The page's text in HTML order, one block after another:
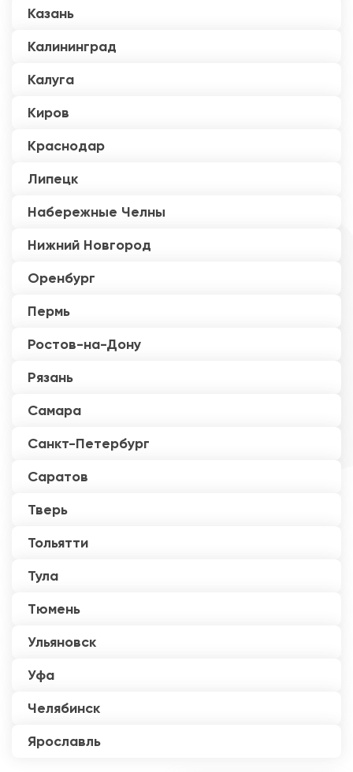
Казань
Калининград
Калуга
Киров
Краснодар
Липецк
Набережные Челны
Нижний Новгород
Оренбург
Пермь
Ростов-на-Дону
Рязань
Самара
Санкт-Петербург
Саратов
Тверь
Тольятти
Тула
Тюмень
Ульяновск
Уфа
Челябинск
Ярославль